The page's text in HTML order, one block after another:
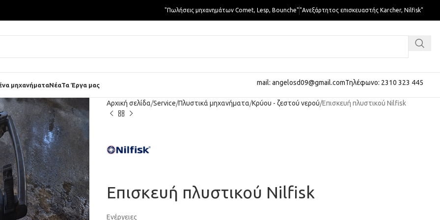
"Πωλήσεις μηχανημάτων Comet, Lesp, Bounche""Ανεξάρτητος επισκευαστής Karcher, Nilfisk"
μηχανήματαΝέαΤα Έργα μας mail: angelosd09@gmail.comΤηλέφωνο: 2310 323 445
Αρχική σελίδα Service Πλυστικά μηχανήματα Κρύου - ζεστού νερού Επισκευή πλυστικού Nilfisk
Επισκευή πλυστικού Nilfisk
Ενέργειες